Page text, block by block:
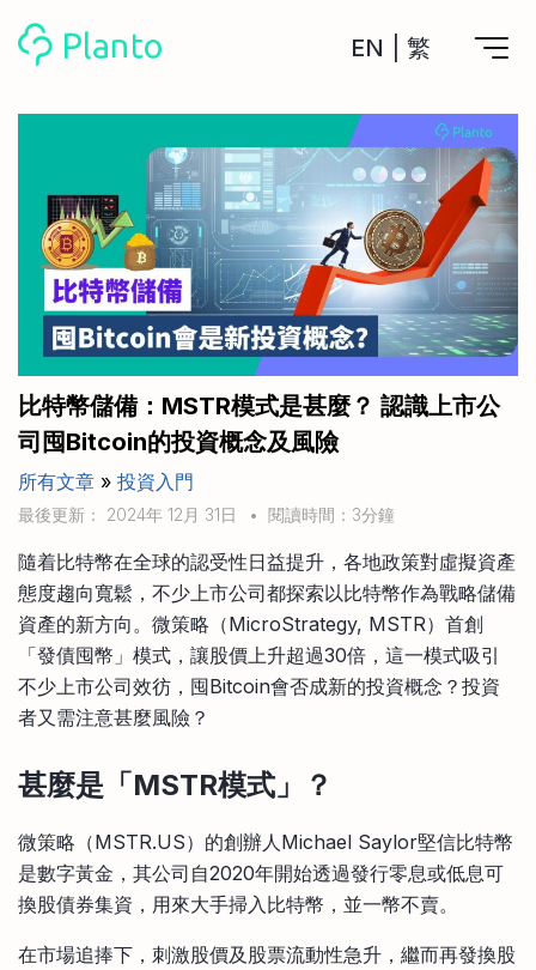
EN 繁
計劃買樓
計劃買樓第一步
全功能記賬
管理及分析所有戶口
管理MPF戶口
一次過管理所有強積金戶口
申請清卡數/私人貸款
CreFIT x Planto推廣優惠
工具
私人貸款
年利率/APR/年息比較
投資戶口 (美股)
比較最抵美股投資戶口
投資戶口 (港股)
比較最抵港股投資戶口
投資加密貨幣
比較最抵Crypto交易所
月供股票計劃
比較最抵月供計劃戶口
比較定存利率
信用卡
比較各種最優惠信用卡
關於我們
Academy
Marketplace
其他網站
手機App與理財資訊
商業解決方案
企業服務
比特幣儲備：MSTR模式是甚麼？ 認識上市公
司囤Bitcoin的投資概念及風險
所有文章 » 投資入門
最後更新： 2024年 12月 31日 • 閱讀時間：3分鐘
隨着比特幣在全球的認受性日益提升，各地政策對虛擬資產
態度趨向寬鬆，不少上市公司都探索以比特幣作為戰略儲備
資產的新方向。微策略（MicroStrategy, MSTR）首創
「發債囤幣」模式，讓股價上升超過30倍，這一模式吸引
不少上市公司效彷，囤Bitcoin會否成新的投資概念？投資
者又需注意甚麼風險？
甚麼是「MSTR模式」？
微策略（MSTR.US）的創辦人Michael Saylor堅信比特幣
是數字黃金，其公司自2020年開始透過發行零息或低息可
換股債券集資，用來大手掃入比特幣，並一幣不賣。
在市場追捧下，刺激股價及股票流動性急升，繼而再發換股